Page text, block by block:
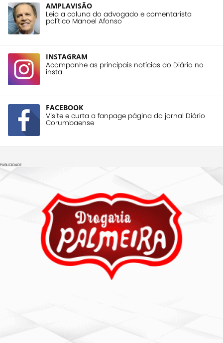
AMPLAVISÃO
Leia a coluna do advogado e comentarista
político Manoel Afonso
INSTAGRAM
Acompanhe as principais notícias do Diário no
insta
FACEBOOK
Visite e curta a fanpage página do jornal Diário
Corumbaense
PUBLICIDADE